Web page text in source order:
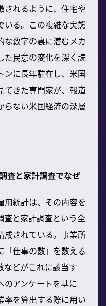
されるように、住宅や
いる。この複雑な実態
な数字の裏に潜むメカ
た民意の変化を深く読
ンに長年駐在し、米国
てきた専門家が、報道
らない米国経済の深層
査と家計調査でなぜ
用統計は、その内容を
査と家計調査という全
成されている。事業所
「仕事の数」を数える
などがこれに該当す
のアンケートを基に
率を算出する際に用い